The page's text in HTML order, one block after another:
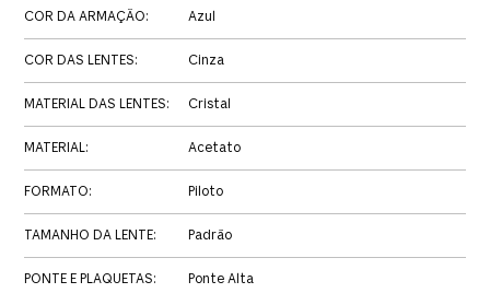
COR DA ARMAÇÃO: Azul
COR DAS LENTES: Cinza
MATERIAL DAS LENTES: Cristal
MATERIAL: Acetato
FORMATO: Piloto
TAMANHO DA LENTE: Padrão
PONTE E PLAQUETAS: Ponte Alta